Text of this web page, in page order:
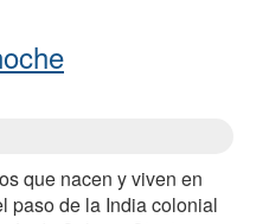
que nacen y viven en
paso de la India colonial